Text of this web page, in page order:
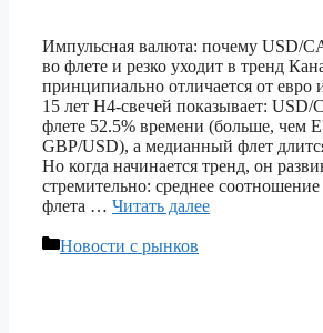
Импульсная валюта: почему USD/
во флете и резко уходит в тренд
принципиально отличается от евро
15 лет H4-свечей показывает:
флете 52.5% времени (больше, чем
GBP/USD), а медианный флет
Но когда начинается тренд, он
стремительно: среднее
флета … Читать далее
Рубрики
Новости с рынков